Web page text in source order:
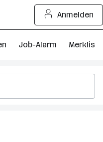
Anmelden
Job-Alarm Merkliste